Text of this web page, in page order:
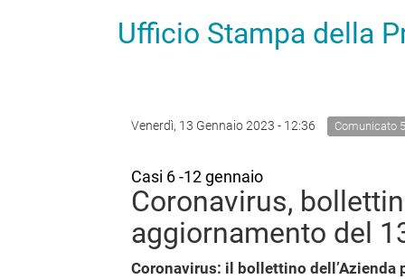
Ufficio Stampa della
Venerdì, 13 Gennaio 2023 - 12:36 Comunicato
Casi 6 -12 gennaio
Coronavirus,
aggiornamento del
Coronavirus: il bollettino